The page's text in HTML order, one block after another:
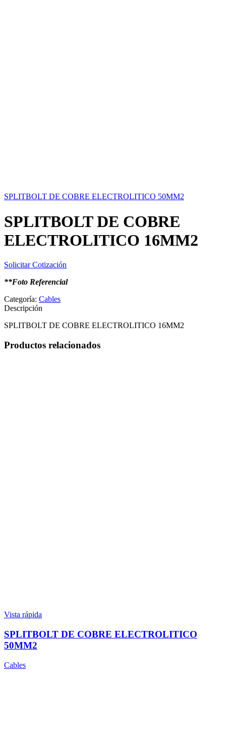
SPLITBOLT DE COBRE ELECTROLITICO 50MM2
SPLITBOLT DE COBRE
ELECTROLITICO 16MM2
Solicitar Cotización
**Foto Referencial
Categoría: Cables
Descripción
SPLITBOLT DE COBRE ELECTROLITICO 16MM2
Productos relacionados
Vista rápida
SPLITBOLT DE COBRE ELECTROLITICO
50MM2
Cables